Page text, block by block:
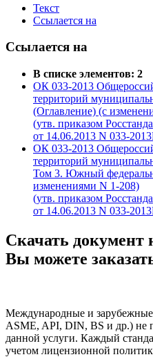
Текст
Ссылается на
Ссылается на
В списке элементов: 2
ОК 033-2013
территорий
(Оглавление) (с
(утв. приказом
от 14.06.2013 N 033-
ОК 033-2013
территорий
Том 3. Южный
изменениями N 1-208)
(утв. приказом
от 14.06.2013 N 033-
Скачать документ
Вы можете
Международные и
ASME, API, DIN, BS и др.) не
данной услуги. Каждый
учетом лицензионной